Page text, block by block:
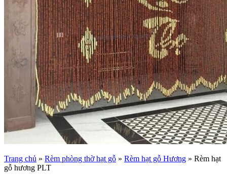
Trang chủ » Rèm phòng thờ hạt gỗ » Rèm hạt gỗ Hương » Rèm hạt
gỗ hương PLT